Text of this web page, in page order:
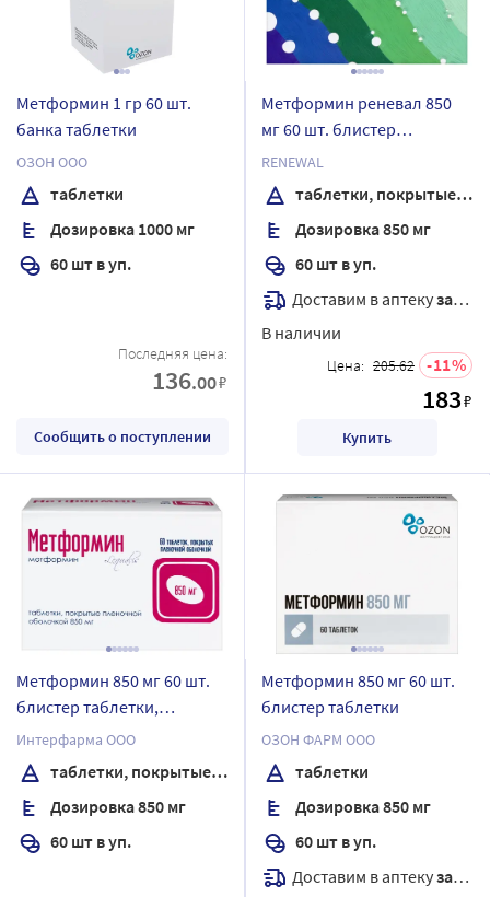
Метформин 1 гр 60 шт.
банка таблетки
ОЗОН ООО
таблетки
Дозировка 1000 мг
60 шт в уп.
Последняя цена:
136.00₽
Сообщить о поступлении
Метформин реневал 850
мг 60 шт. блистер
таблетки, покрытые
пленочной оболочкой
RENEWAL
таблетки, покрытые пленочной оболочкой
Дозировка 850 мг
60 шт в уп.
Доставим в аптекузавтра
В наличии
Цена: 205.62 11
183₽
Купить
Метформин 850 мг 60 шт.
блистер таблетки,
покрытые пленочной
оболочкой
Интерфарма ООО
таблетки, покрытые пленочной оболочкой
Дозировка 850 мг
60 шт в уп.
Метформин 850 мг 60 шт.
блистер таблетки
ОЗОН ФАРМ ООО
таблетки
Дозировка 850 мг
60 шт в уп.
Доставим в аптекузавтра